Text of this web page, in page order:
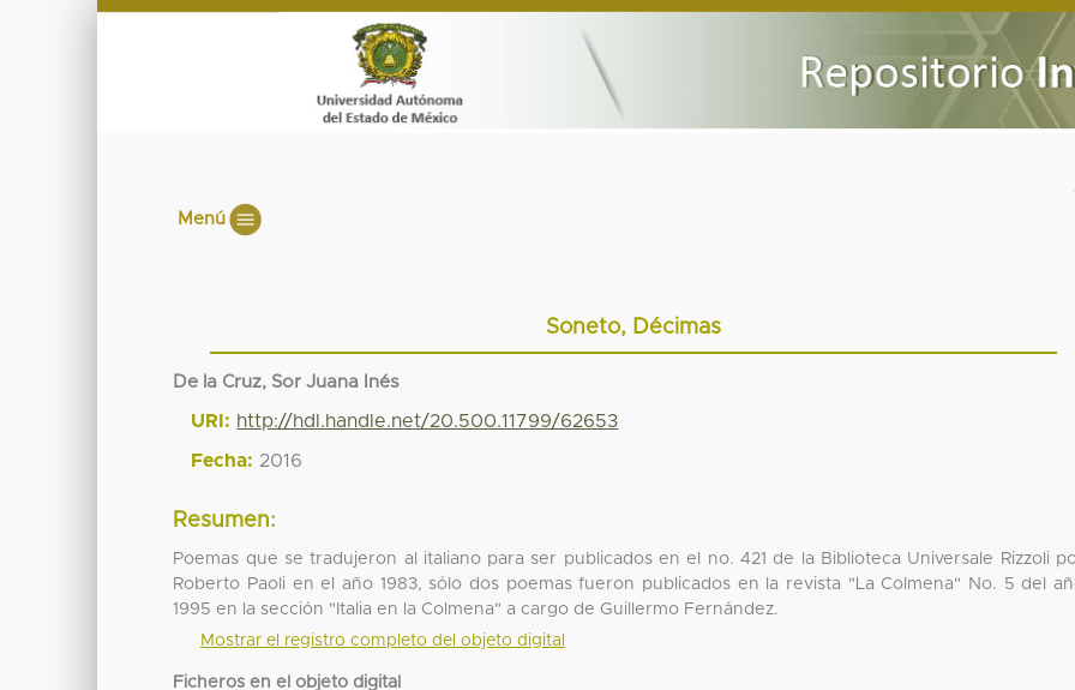
Menú
Soneto, Décimas
De la Cruz, Sor Juana Inés
URI: http://hdl.handle.net/20.500.11799/62653
Fecha: 2016
Resumen:
Poemas que se tradujeron al italiano para ser publicados en el no. 421 de la Biblioteca Universale Rizzoli
Roberto Paoli en el año 1983, sólo dos poemas fueron publicados en la revista "La Colmena" No. 5 del
1995 en la sección "Italia en la Colmena" a cargo de Guillermo Fernández.
Mostrar el registro completo del objeto digital
Ficheros en el objeto digital